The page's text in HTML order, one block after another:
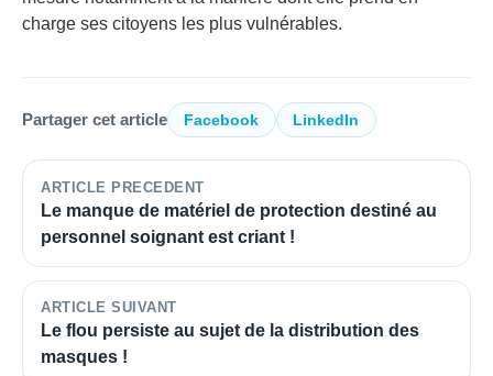
charge ses citoyens les plus vulnérables.
Partager cet article Facebook LinkedIn
ARTICLE PRECEDENT
Le manque de matériel de protection destiné au
personnel soignant est criant !
ARTICLE SUIVANT
Le flou persiste au sujet de la distribution des
masques !